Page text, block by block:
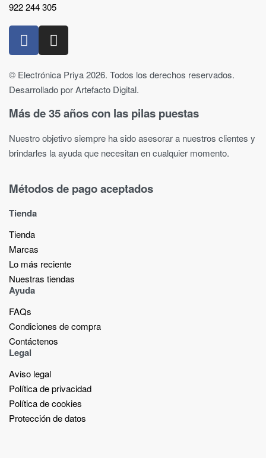
922 244 305
© Electrónica Priya 2026. Todos los derechos reservados.
Desarrollado por Artefacto Digital.
Más de 35 años con las pilas puestas
Nuestro objetivo siempre ha sido asesorar a nuestros clientes y
brindarles la ayuda que necesitan en cualquier momento.
Métodos de pago aceptados
Tienda
Tienda
Marcas
Lo más reciente​
Nuestras tiendas​
Ayuda
FAQs
Condiciones de compra
Contáctenos
Legal
Aviso legal
Política de privacidad
Política de cookies
Protección de datos